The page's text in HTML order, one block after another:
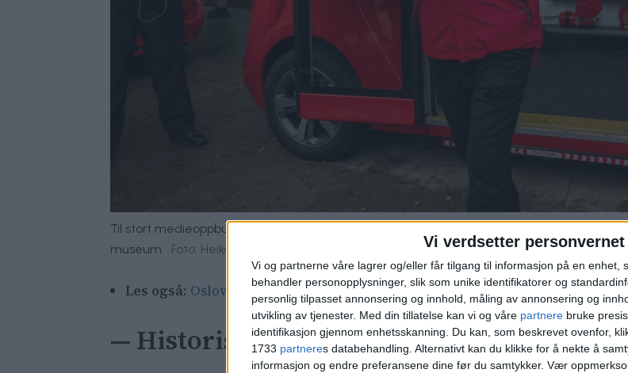
Vi verdsetter
Vi og partnerne våre lagrer og/eller får tilgang til informasjon på en enhet,
behandler personopplysninger, slik som unike identifikatorer og
personlig tilpasset annonsering og innhold, måling av annonsering og
utvikling av tjenester. Med din tillatelse kan vi og våre partnere bruke
identifikasjon gjennom enhetsskanning. Du kan, som beskrevet ovenfor,
1733 partneres databehandling. Alternativt kan du klikke for å nekte å
informasjon og endre preferansene dine før du samtykker. Vær
Til stort medieoppbud presentert Ruter-sjef Bernt Reitan Jenssen i 2019 "fremtidens
museum. Foto: Heiko Junge / NTB
Les også: Oslove-quizen: Visste du dette om Oslo?
— Historisk